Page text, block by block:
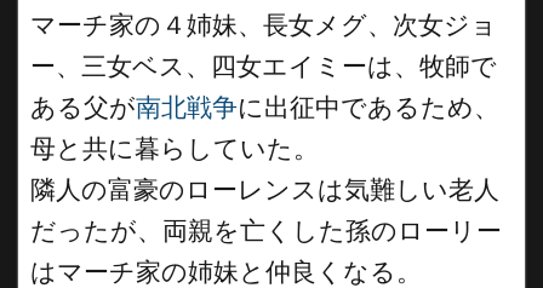
マーチ家の４姉妹、長女メグ、次女ジョ
ー、三女ベス、四女エイミーは、牧師で
ある父が南北戦争に出征中であるため、
母と共に暮らしていた。
隣人の富豪のローレンスは気難しい老人
だったが、両親を亡くした孫のローリー
はマーチ家の姉妹と仲良くなる。